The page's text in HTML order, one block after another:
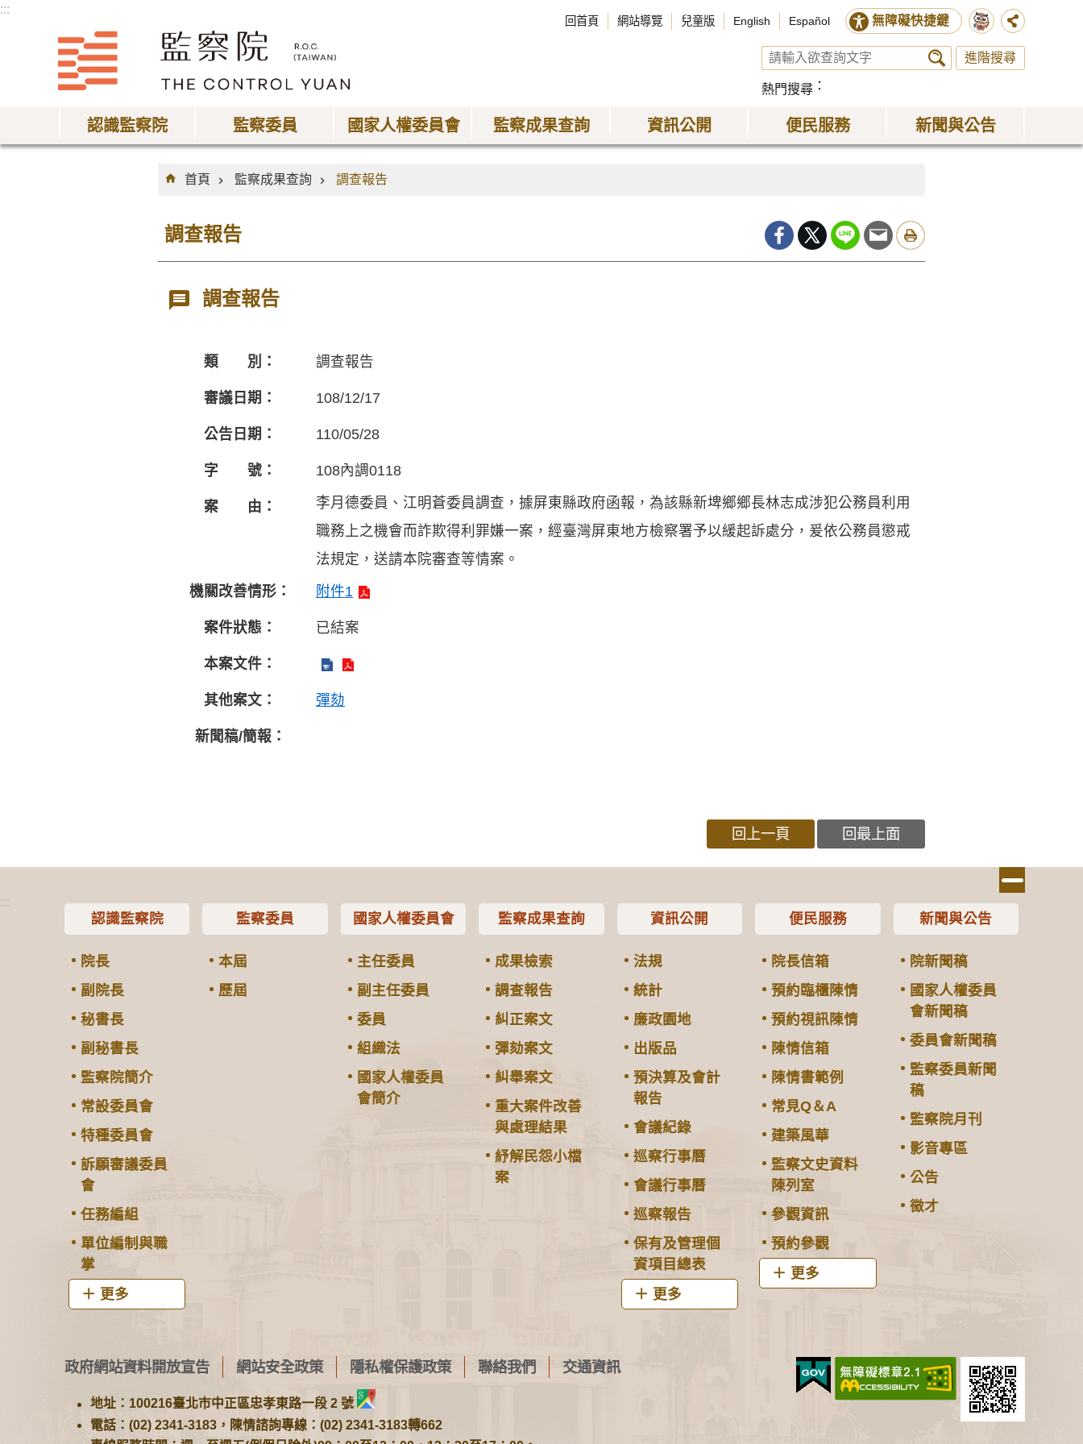
:::
回首頁 網站導覽 兒童版 English Español 無障礙快捷鍵
進階搜尋
熱門搜尋
認識監察院 監察委員 國家人權委員會 監察成果查詢 資訊公開 便民服務 新聞與公告
:::
首頁
監察成果查詢 調查報告
調查報告
調查報告
類 別： 調查報告
審議日期： 108/12/17
公告日期： 110/05/28
字 號： 108內調0118
案 由：
李月德委員、江明蒼委員調查，據屏東縣政府函報，為該縣新埤鄉鄉長林志成涉犯公務員利用
職務上之機會而詐欺得利罪嫌一案，經臺灣屏東地方檢察署予以緩起訴處分，爰依公務員懲戒
法規定，送請本院審查等情案。
機關改善情形：
附件1
案件狀態： 已結案
本案文件：
其他案文： 彈劾
新聞稿/簡報：
回上一頁 回最上面
:::
認識監察院
院長
副院長
秘書長
副秘書長
監察院簡介
常設委員會
特種委員會
訴願審議委員
會
任務編組
單位編制與職
掌
更多
監察委員
本屆
歷屆
國家人權委員會
主任委員
副主任委員
委員
組織法
國家人權委員
會簡介
監察成果查詢
成果檢索
調查報告
糾正案文
彈劾案文
糾舉案文
重大案件改善
與處理結果
紓解民怨小檔
案
資訊公開
法規
統計
廉政園地
出版品
預決算及會計
報告
會議紀錄
巡察行事曆
會議行事曆
巡察報告
保有及管理個
資項目總表
更多
便民服務
院長信箱
預約臨櫃陳情
預約視訊陳情
陳情信箱
陳情書範例
常見Q＆A
建築風華
監察文史資料
陳列室
參觀資訊
預約參觀
更多
新聞與公告
院新聞稿
國家人權委員
會新聞稿
委員會新聞稿
監察委員新聞
稿
監察院月刊
影音專區
公告
徵才
政府網站資料開放宣告 網站安全政策 隱私權保護政策 聯絡我們 交通資訊
地址：100216臺北市中正區忠孝東路一段 2 號
電話：(02) 2341-3183，陳情諮詢專線：(02) 2341-3183轉662